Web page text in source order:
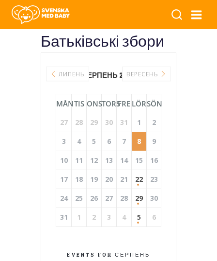
Батьківські збори
ЛИПЕНЬСЕРПЕНЬ 2026ВЕРЕСЕНЬ
MÅNTIS ONSTORSFRE LÖRSÖN
27 28 29 30 31 1 2
3 4 5 6 7 8 9
10 11 12 13 14 15 16
17 18 19 20 21 22 23
24 25 26 27 28 29 30
31 1 2 3 4 5 6
EVENTS FOR СЕРПЕНЬ